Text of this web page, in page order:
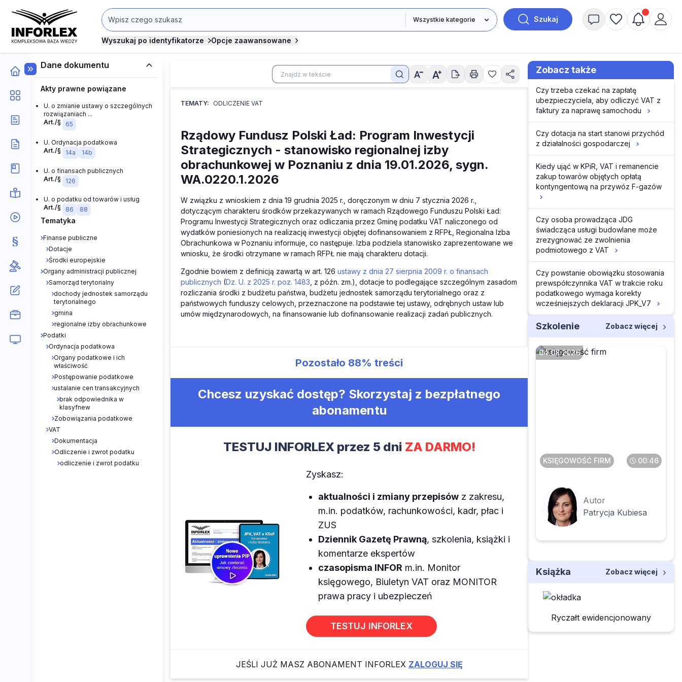
Szukaj
Wyszukaj po identyfikatorze Opcje zaawansowane
Dane dokumentu
Akty prawne powiązane
U. o zmianie ustawy o szczególnych
rozwiązaniach ...
Art./§
65
U. Ordynacja podatkowa
Art./§
14a 14b
U. o finansach publicznych
Art./§
126
U. o podatku od towarów i usług
Art./§
86 88
Tematyka
Finanse publiczne
Dotacje
Środki europejskie
Organy administracji publicznej
Samorząd terytorialny
dochody jednostek samorządu
terytorialnego
gmina
regionalne izby obrachunkowe
Podatki
Ordynacja podatkowa
Organy podatkowe i ich
właściwość
Postępowanie podatkowe
ustalanie cen transakcyjnych
brak odpowiednika w
klasyfnew
Zobowiązania podatkowe
VAT
Dokumentacja
Odliczenie i zwrot podatku
odliczenie i zwrot podatku
TEMATY: ODLICZENIE VAT
Rządowy Fundusz Polski Ład: Program Inwestycji
Strategicznych - stanowisko regionalnej izby
obrachunkowej w Poznaniu z dnia 19.01.2026, sygn.
WA.0220.1.2026
W związku z wnioskiem z dnia 19 grudnia 2025 r., doręczonym w dniu 7 stycznia 2026 r.,
dotyczącym charakteru środków przekazywanych w ramach Rządowego Funduszu Polski Ład:
Programu Inwestycji Strategicznych oraz odliczania przez Gminę podatku VAT naliczonego od
wydatków poniesionych na realizację inwestycji objętej dofinansowaniem z RFPŁ, Regionalna Izba
Obrachunkowa w Poznaniu informuje, co następuje. Izba podziela stanowisko zaprezentowane we
wniosku, że środki otrzymane w ramach RFPŁ nie mają charakteru dotacji.
Zgodnie bowiem z definicją zawartą w art. 126 ustawy z dnia 27 sierpnia 2009 r. o finansach
publicznych (Dz. U. z 2025 r. poz. 1483 , z późn. zm.), dotacje to podlegające szczególnym zasadom
rozliczania środki z budżetu państwa, budżetu jednostek samorządu terytorialnego oraz z
państwowych funduszy celowych, przeznaczone na podstawie tej ustawy, odrębnych ustaw lub
umów międzynarodowych, na finansowanie lub dofinansowanie realizacji zadań publicznych.
Pozostało 88% treści
Chcesz uzyskać dostęp? Skorzystaj z bezpłatnego
abonamentu
TESTUJ INFORLEX przez 5 dni ZA DARMO!
Zyskasz:
aktualności i zmiany przepisówz zakresu,
m.in. podatków, rachunkowości, kadr, płac i
ZUS
Dziennik Gazetę Prawną, szkolenia, książki i
komentarze ekspertów
czasopisma INFOR m.in. Monitor
księgowego, Biuletyn VAT oraz MONITOR
prawa pracy i ubezpieczeń
TESTUJ INFORLEX
JEŚLI JUŻ MASZ ABONAMENT INFORLEX ZALOGUJ SIĘ
Zobacz także
Czy trzeba czekać na zapłatę
ubezpieczyciela, aby odliczyć VAT z
faktury za naprawę samochodu
Czy dotacja na start stanowi przychód
z działalności gospodarczej
Kiedy ująć w KPiR, VAT i remanencie
zakup towarów objętych opłatą
kontyngentową na przywóz F-gazów
Czy osoba prowadząca JDG
świadcząca usługi budowlane może
zrezygnować ze zwolnienia
podmiotowego z VAT
Czy powstanie obowiązku stosowania
prewspółczynnika VAT w trakcie roku
podatkowego wymaga korekty
wcześniejszych deklaracji JPK_V7
Szkolenie Zobacz więcej
04.08.2026
KSIĘGOWOŚĆ FIRM 00:46
Autor
Patrycja Kubiesa
Książka Zobacz więcej
Ryczałt ewidencjonowany